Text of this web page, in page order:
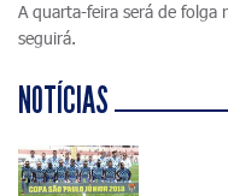
A quarta-feira será de folga
seguirá.
NOTÍCIAS